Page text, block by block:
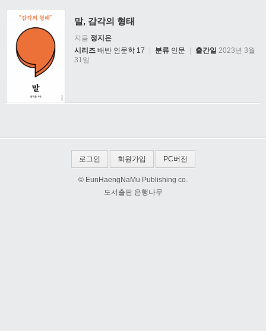
말, 감각의 형태
지음 정지은
시리즈 배반 인문학 17 분류 인문 출간일 2023년 3월
31일
로그인 회원가입 PC버전
© EunHaengNaMu Publishing co.
도서출판 은행나무